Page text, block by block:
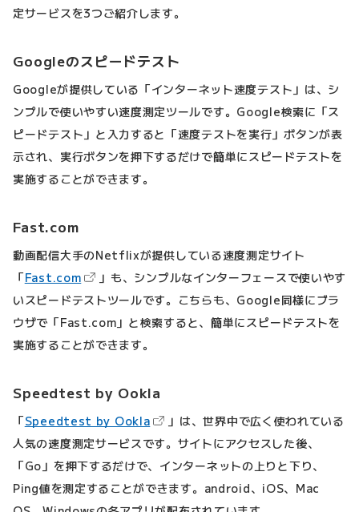
定サービスを3つご紹介します。
Googleのスピードテスト
Googleが提供している「インターネット速度テスト」は、シ
ンプルで使いやすい速度測定ツールです。Google検索に「ス
ピードテスト」と入力すると「速度テストを実行」ボタンが表
示され、実行ボタンを押下するだけで簡単にスピードテストを
実施することができます。
Fast.com
動画配信大手のNetflixが提供している速度測定サイト
「Fast.com（新しいタブで開きます）
」も、シンプルなインターフェースで使いやす
いスピードテストツールです。こちらも、Google同様にブラ
ウザで「Fast.com」と検索すると、簡単にスピードテストを
実施することができます。
Speedtest by Ookla
「Speedtest by Ookla（新しいタブで開きます）
」は、世界中で広く使われている
人気の速度測定サービスです。サイトにアクセスした後、
「Go」を押下するだけで、インターネットの上りと下り、
Ping値を測定することができます。android、iOS、Mac